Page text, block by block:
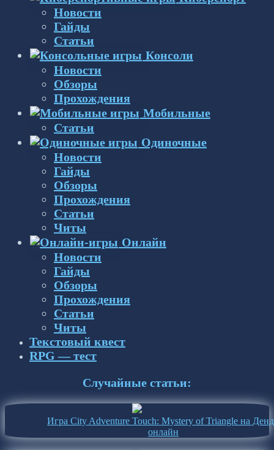
Новости
Гайды
Статьи
Консоли
Новости
Обзоры
Прохождения
Мобильные
Статьи
Одиночные
Новости
Гайды
Обзоры
Прохождения
Статьи
Читы
Онлайн
Новости
Гайды
Обзоры
Прохождения
Статьи
Читы
Текстовый квест
RPG — тест
Случайные статьи:
Игра City Adventure Touch: Mystery of Triangle на
онлайн